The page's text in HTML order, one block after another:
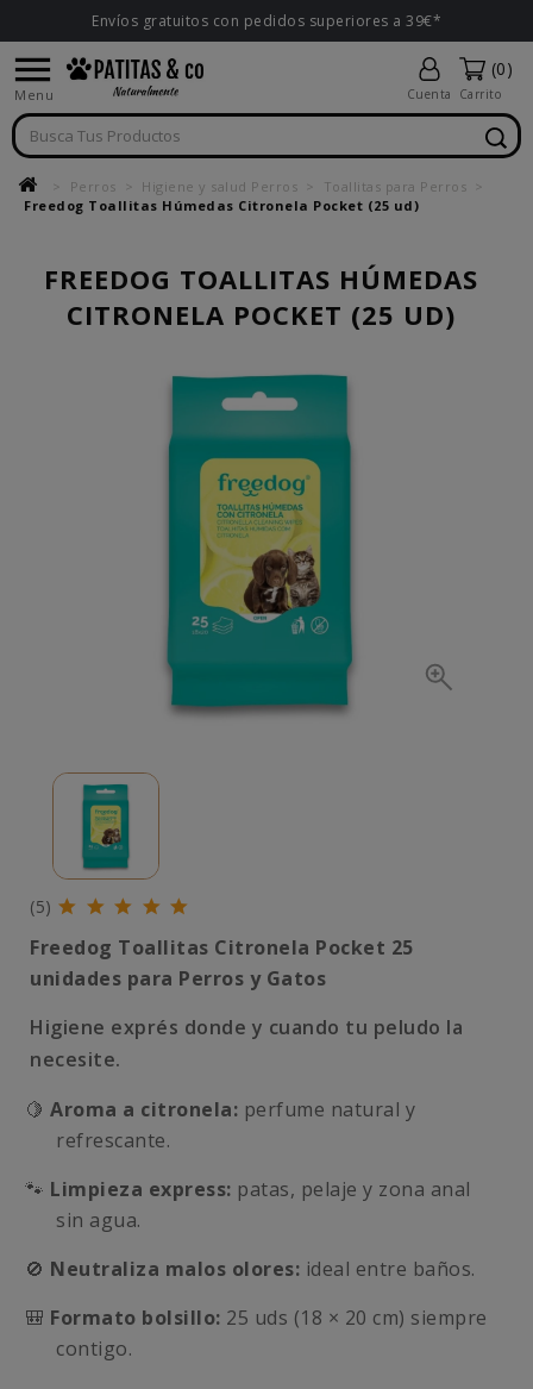
Envíos gratuitos con pedidos superiores a 39€*

Menu Cuenta
(0)
Carrito
Perros Higiene y salud Perros
Toallitas para Perros
Freedog Toallitas Húmedas Citronela Pocket (25 ud)
FREEDOG TOALLITAS HÚMEDAS
CITRONELA POCKET (25 UD)
(5)
Freedog Toallitas Citronela Pocket 25
unidades para Perros y Gatos
Higiene exprés donde y cuando tu peludo la
necesite.
🍋 Aroma a citronela: perfume natural y
refrescante.
🐾 Limpieza express: patas, pelaje y zona anal
sin agua.
🚫 Neutraliza malos olores: ideal entre baños.
🎒 Formato bolsillo: 25 uds (18 × 20 cm) siempre
contigo.